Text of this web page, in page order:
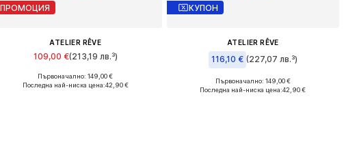
ПРОМОЦИЯ
ATELIER RÊVE
109,00 €(213,19 лв.³)
Налични размери: 34
Първоначално: 149,00 €
Последна най-ниска цена:42,90 €
КУПОН
ATELIER RÊVE
116,10 € (227,07 лв.³)
Налични размери: 36
Първоначално: 149,00 €
Последна най-ниска цена:42,90 €